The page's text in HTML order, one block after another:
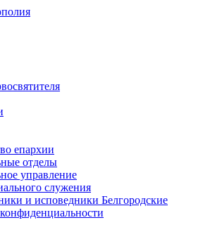
епархии
отделы
управление
служения
и исповедники Белгородские